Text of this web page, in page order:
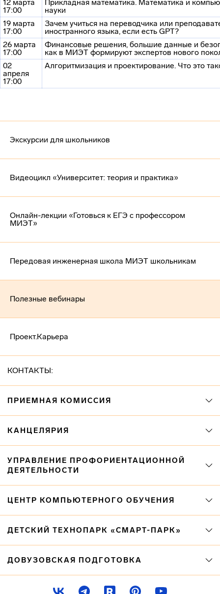
Экскурсии для школьников
Видеоцикл «Университет: теория и практика»
Онлайн-лекции «Готовься к ЕГЭ с профессором
МИЭТ»
Передовая инженерная школа МИЭТ школьникам
Полезные вебинары
Проект.Карьера
12 марта
17:00
Прикладная математика. Математика и
науки
19 марта
17:00
Зачем учиться на переводчика или
иностранного языка, если есть GPT?
26 марта
17:00
Финансовые решения, большие данные и
как в МИЭТ формируют экспертов нового
02
апреля
17:00
Алгоритмизация и проектирование. Что это
КОНТАКТЫ:
ПРИЕМНАЯ КОМИССИЯ
КАНЦЕЛЯРИЯ
УПРАВЛЕНИЕ ПРОФОРИЕНТАЦИОННОЙ
ДЕЯТЕЛЬНОСТИ
ЦЕНТР КОМПЬЮТЕРНОГО ОБУЧЕНИЯ
ДЕТСКИЙ ТЕХНОПАРК «СМАРТ-ПАРК»
ДОВУЗОВСКАЯ ПОДГОТОВКА